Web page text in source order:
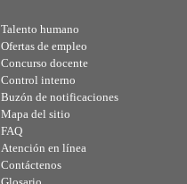
Talento humano
Ofertas de empleo
Concurso docente
Control interno
Buzón de notificaciones
Mapa del sitio
FAQ
Atención en línea
Contáctenos